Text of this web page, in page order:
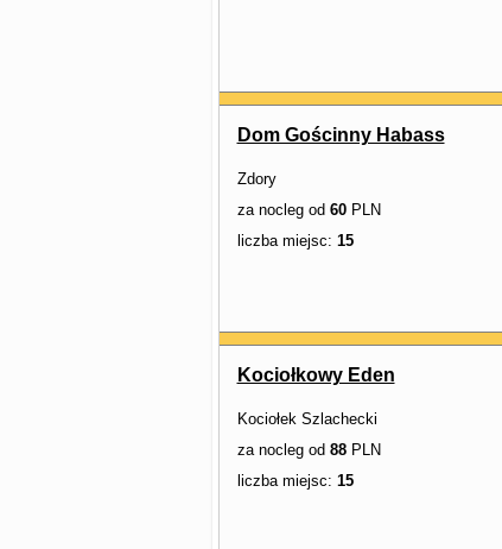
Dom Gościnny Habass
Zdory
za nocleg od 60PLN
liczba miejsc: 15
Kociołkowy Eden
Kociołek Szlachecki
za nocleg od 88PLN
liczba miejsc: 15